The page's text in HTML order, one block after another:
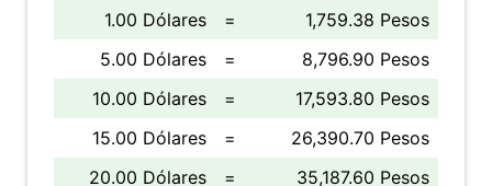
1.00 Dólares =
1,759.38 Pesos
5.00 Dólares
=
8,796.90 Pesos
10.00 Dólares
=
17,593.80 Pesos
15.00 Dólares
=
26,390.70 Pesos
20.00 Dólares
=
35,187.60 Pesos